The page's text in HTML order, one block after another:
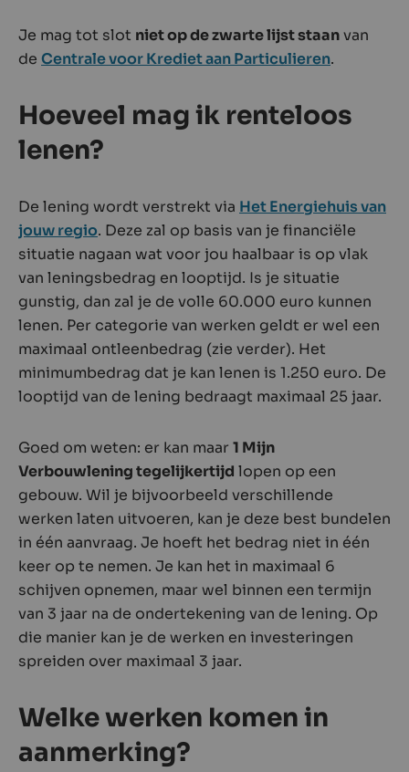
Je mag tot slot niet op de zwarte lijst staanvan
de Centrale voor Krediet aan Particulieren.
Hoeveel mag ik renteloos
lenen?
De lening wordt verstrekt via Het Energiehuis van
jouw regio. Deze zal op basis van je financiële
situatie nagaan wat voor jou haalbaar is op vlak
van leningsbedrag en looptijd. Is je situatie
gunstig, dan zal je de volle 60.000 euro kunnen
lenen. Per categorie van werken geldt er wel een
maximaal ontleenbedrag (zie verder). Het
minimumbedrag dat je kan lenen is 1.250 euro. De
looptijd van de lening bedraagt maximaal 25 jaar.
Goed om weten: er kan maar 1 Mijn
Verbouwlening tegelijkertijd lopen op een
gebouw. Wil je bijvoorbeeld verschillende
werken laten uitvoeren, kan je deze best bundelen
in één aanvraag. Je hoeft het bedrag niet in één
keer op te nemen. Je kan het in maximaal 6
schijven opnemen, maar wel binnen een termijn
van 3 jaar na de ondertekening van de lening. Op
die manier kan je de werken en investeringen
spreiden over maximaal 3 jaar.
Welke werken komen in
aanmerking?